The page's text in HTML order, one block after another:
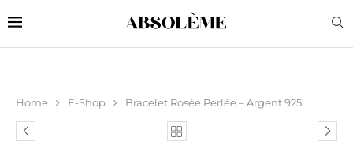
Home E-Shop Bracelet Rosée Perlée – Argent 925